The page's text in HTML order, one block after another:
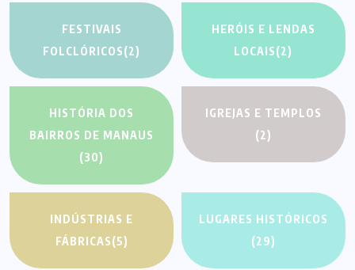
FESTIVAIS
FOLCLÓRICOS(2)
HERÓIS E LENDAS
LOCAIS(2)
HISTÓRIA DOS
BAIRROS DE MANAUS
(30)
IGREJAS E TEMPLOS
(2)
INDÚSTRIAS E
FÁBRICAS(5)
LUGARES HISTÓRICOS
(29)